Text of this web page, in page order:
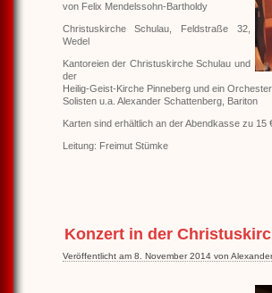
von Felix Mendelssohn-Bartholdy
Christuskirche Schulau, Feldstraße 32,
Wedel
Kantoreien der Christuskirche Schulau und
der
Heilig-Geist-Kirche Pinneberg und ein Orchester
Solisten u.a. Alexander Schattenberg, Bariton
Karten sind erhältlich an der Abendkasse zu 15
Leitung: Freimut Stümke
Konzert in der
Veröffentlicht am 8. November 2014 von